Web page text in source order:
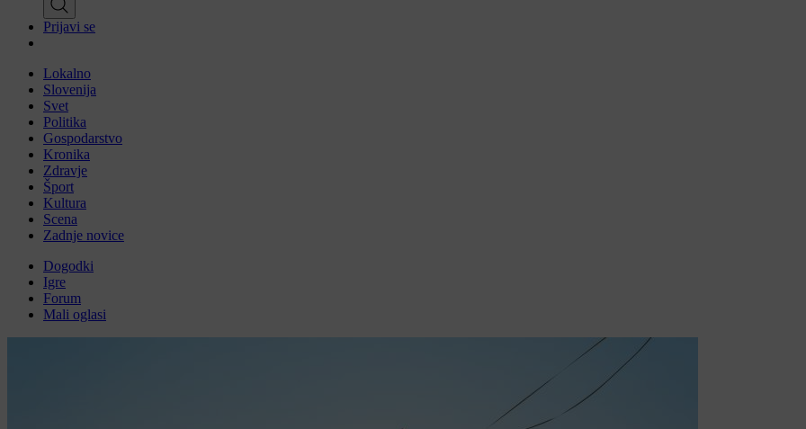
Prijavi se
Lokalno
Slovenija
Svet
Politika
Gospodarstvo
Kronika
Zdravje
Šport
Kultura
Scena
Zadnje novice
Dogodki
Igre
Forum
Mali oglasi